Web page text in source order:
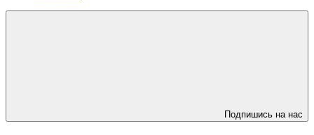
Подпишись на нас